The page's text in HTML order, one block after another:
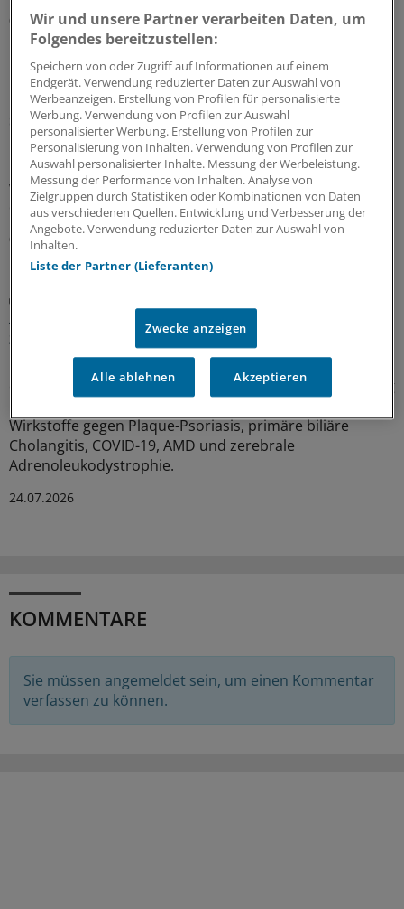
07.08.2026
Leitliniennutzung
Hausärzte wünschen sich Leitlinien kürzer,
strukturierter und praxisnäher
In hausärztlichen Praxen wird durchaus regelmäßig auf
Leitlinien zurückgegriffen – eine Umfrage zeigt allerdings
wegen Zeitmangels und zu umfangreicher Dokumente
deutlichen Verbesserungsbedarf.
03.08.2026
Acht Pharma-Innovationen auf der Zielgeraden
zur EU-Zulassung
Neue Ansätze gegen zu hohe Cholesterinwerte bildeten
einen Schwerpunkt der jüngsten Experten-Begutachtung
Wirkstoffe gegen Plaque-Psoriasis, primäre biliäre
Cholangitis, COVID-19, AMD und zerebrale
Adrenoleukodystrophie.
24.07.2026
KOMMENTARE
Sie müssen angemeldet sein, um einen Kommentar
verfassen zu können.
Wir und unsere Partner verarbeiten Daten, um
Folgendes bereitzustellen:
Speichern von oder Zugriff auf Informationen auf einem
Endgerät. Verwendung reduzierter Daten zur Auswahl von
Werbeanzeigen. Erstellung von Profilen für personalisierte
Werbung. Verwendung von Profilen zur Auswahl
personalisierter Werbung. Erstellung von Profilen zur
Personalisierung von Inhalten. Verwendung von Profilen zur
Auswahl personalisierter Inhalte. Messung der Werbeleistung.
Messung der Performance von Inhalten. Analyse von
Zielgruppen durch Statistiken oder Kombinationen von Daten
aus verschiedenen Quellen. Entwicklung und Verbesserung der
Angebote. Verwendung reduzierter Daten zur Auswahl von
Inhalten.
Liste der Partner (Lieferanten)
Zwecke anzeigen
Alle ablehnen Akzeptieren